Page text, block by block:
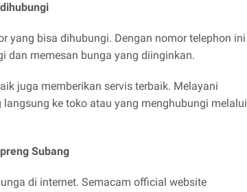
yang bisa dihubungi. Dengan nomor telephon ini
dan memesan bunga yang diinginkan.
juga memberikan servis terbaik. Melayani
ke toko atau yang menghubungi melalui
Subang
di internet. Semacam official website